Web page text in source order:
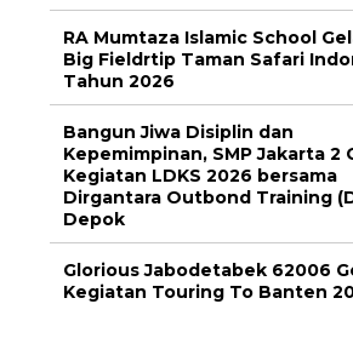
RA Mumtaza Islamic School
Big Fieldrtip Taman Safari
Tahun 2026
Bangun Jiwa Disiplin dan
Kepemimpinan, SMP Jakarta 2
Kegiatan LDKS 2026 bersama
Dirgantara Outbond Training
Depok
Glorious Jabodetabek 62006
Kegiatan Touring To Banten